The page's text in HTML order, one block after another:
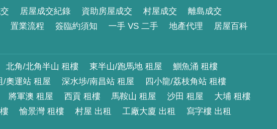
居屋成交紀錄 資助房屋成交 村屋成交
離島成交
置業流程 簽臨約須知 一手 VS 二手 地產代理
居屋百科
北角/北角半山 租樓 東半山/跑馬地 租屋
鰂魚涌 租樓
/奧運站 租屋 深水埗/南昌站 租屋
四小龍/荔枝角站 租樓
將軍澳 租屋 西貢 租樓 馬鞍山 租屋 沙田 租屋
大埔 租樓
愉景灣 租樓 村屋 出租 工廠大廈 出租
寫字樓 出租